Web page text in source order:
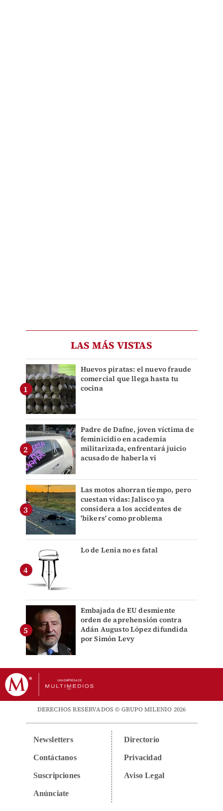
LAS MÁS VISTAS
Huevos piratas: el nuevo fraude
comercial que llega hasta tu
cocina
Padre de Dafne, joven víctima de
feminicidio en academia
militarizada, enfrentará juicio
acusado de haberla vi
Las motos ahorran tiempo, pero
cuestan vidas: Jalisco ya
considera a los accidentes de
'bikers' como problema
Lo de Lenia no es fatal
Embajada de EU desmiente
orden de aprehensión contra
Adán Augusto López difundida
por Simón Levy
DERECHOS RESERVADOS © GRUPO MILENIO 2026
Newsletters
Contáctanos
Suscripciones
Anúnciate
Directorio
Privacidad
Aviso Legal